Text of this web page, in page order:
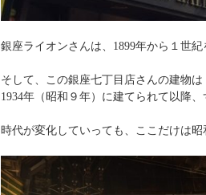
銀座ライオンさんは、1899年から１世
そして、この銀座七丁目店さんの建物は
1934年（昭和９年）に建てられて以降、
時代が変化していっても、ここだけは昭